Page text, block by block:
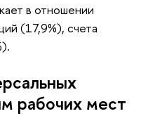
в отношении
(17,9%), счета
рабочих мест